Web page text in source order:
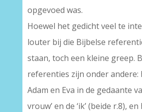
opgevoed was.
Hoewel het gedicht veel te
louter bij die Bijbelse
staan, toch een kleine greep.
referenties zijn onder andere:
Adam en Eva in de gedaante
vrouw’ en de ‘ik’ (beide r.8),